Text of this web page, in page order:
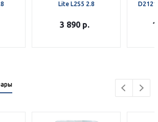
Lite L2S5 2.8
3 890р.